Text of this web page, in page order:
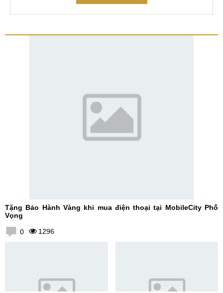
Tặng Bảo Hành Vàng khi mua điện thoại tại MobileCity Phố
Vọng
0 1296